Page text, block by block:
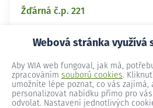
Webová stránka využívá
Aby WIA web fungoval, jak má,
zpracováním souborů cookies.
umožníte lépe poznat, co vás zajímá,
personalizovat nabídku přímo pro
odvolat. Nastavení jednotlivých
Žďárná č.p. 221
Žďárná č.p. 223